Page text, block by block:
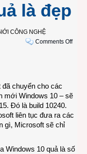
là đẹp
CÔNG NGHỆ
Comments Offon
quả
đã chuyển cho các
mới Windows 10 – sẽ
Đó là build 10240.
liên tục đưa ra các
gì, Microsoft sẽ chỉ
Windows 10 quả là số